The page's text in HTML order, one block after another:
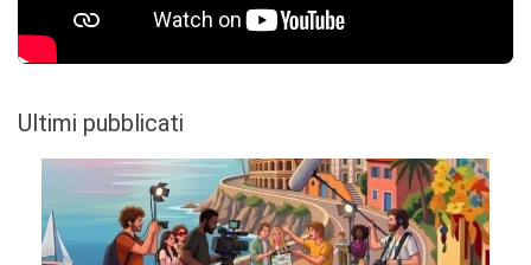
Ultimi pubblicati